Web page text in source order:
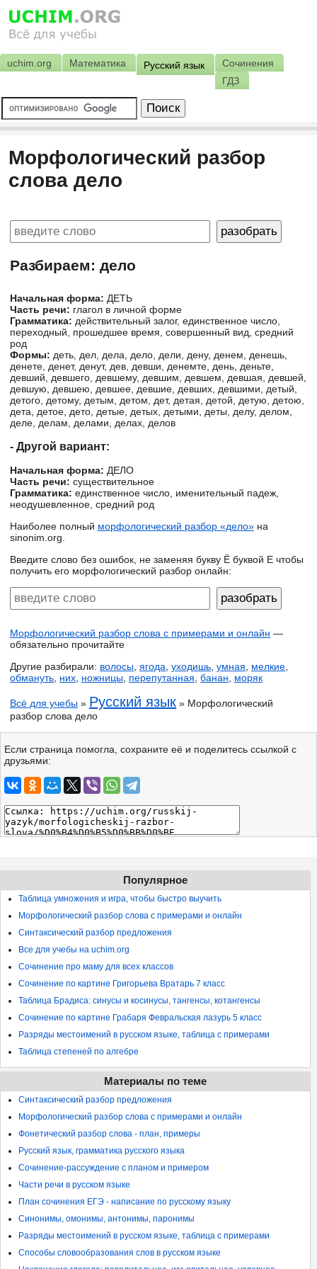
uchim.org Математика Русский язык
Сочинения
ГДЗ
Морфологический разбор
слова дело
Разбираем: дело
Начальная форма: ДЕТЬ
Часть речи: глагол в личной форме
Грамматика: действительный залог, единственное число,
переходный, прошедшее время, совершенный вид, средний
род
Формы: деть, дел, дела, дело, дели, дену, денем, денешь,
денете, денет, денут, дев, девши, денемте, день, деньте,
девший, девшего, девшему, девшим, девшем, девшая, девшей,
девшую, девшею, девшее, девшие, девших, девшими, детый,
детого, детому, детым, детом, дет, детая, детой, детую, детою,
дета, детое, дето, детые, детых, детыми, деты, делу, делом,
деле, делам, делами, делах, делов
- Другой вариант:
Начальная форма: ДЕЛО
Часть речи: существительное
Грамматика: единственное число, именительный падеж,
неодушевленное, средний род
Наиболее полный морфологический разбор «дело» на
sinonim.org.
Введите слово без ошибок, не заменяя букву Ё буквой Е чтобы
получить его морфологический разбор онлайн:
Морфологический разбор слова с примерами и онлайн —
обязательно прочитайте
Другие разбирали: волосы ягода уходишь умная мелкие
обмануть них ножницы перепутанная банан моряк
Всё для учебы » Русский язык » Морфологический
разбор слова дело
Если страница помогла, сохраните её и поделитесь ссылкой с
друзьями:
Популярное
Таблица умножения и игра, чтобы быстро выучить
Морфологический разбор слова с примерами и онлайн
Синтаксический разбор предложения
Все для учебы на uchim.org
Сочинение про маму для всех классов
Сочинение по картине Григорьева Вратарь 7 класс
Таблица Брадиса: синусы и косинусы, тангенсы, котангенсы
Сочинение по картине Грабаря Февральская лазурь 5 класс
Разряды местоимений в русском языке, таблица с примерами
Таблица степеней по алгебре
Материалы по теме
Синтаксический разбор предложения
Морфологический разбор слова с примерами и онлайн
Фонетический разбор слова - план, примеры
Русский язык, грамматика русского языка
Сочинение-рассуждение с планом и примером
Части речи в русском языке
План сочинения ЕГЭ - написание по русскому языку
Синонимы, омонимы, антонимы, паронимы
Разряды местоимений в русском языке, таблица с примерами
Способы словообразования слов в русском языке